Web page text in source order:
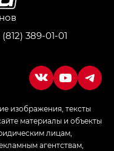
ЛАУНЖ —
(812) 389-01-01
изображения, тексты
материалы и объекты
лицам,
агентствам,